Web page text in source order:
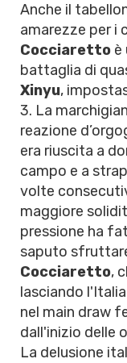
Anche il
amarezze per i
Cocciaretto è
battaglia di
Xinyu,
3. La
reazione
era riuscita a
campo e a
volte
maggiore
pressione ha
saputo
Cocciaretto,
lasciando
nel main draw
dall'inizio delle
La delusione